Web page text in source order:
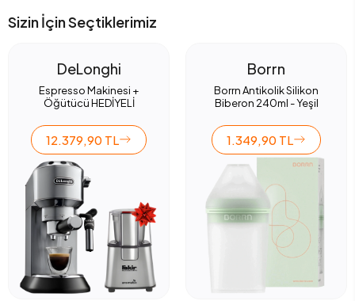
Sizin İçin Seçtiklerimiz
DeLonghi
Espresso Makinesi +
Öğütücü HEDİYELİ
12.379,90 TL
Borrn
Borrn Antikolik Silikon
Biberon 240ml - Yeşil
1.349,90 TL